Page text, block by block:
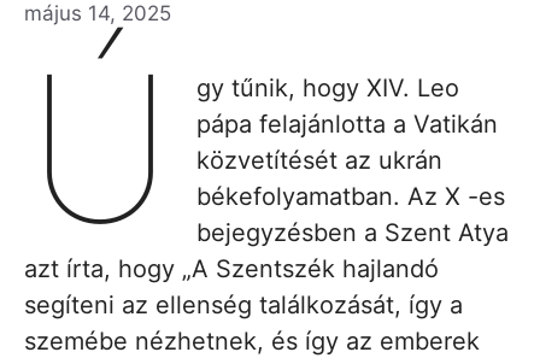
május 14, 2025
Ú
gy tűnik, hogy XIV. Leo
pápa felajánlotta a Vatikán
közvetítését az ukrán
békefolyamatban. Az X -es
bejegyzésben a Szent Atya
azt írta, hogy „A Szentszék hajlandó
segíteni az ellenség találkozását, így a
szemébe nézhetnek, és így az emberek